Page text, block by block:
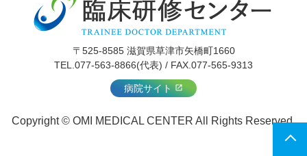
〒525-8585 滋賀県草津市矢橋町1660
TEL.077-563-8866(代表) / FAX.077-565-9313
病院サイト
Copyright © OMI MEDICAL CENTER All Rights Reserved.